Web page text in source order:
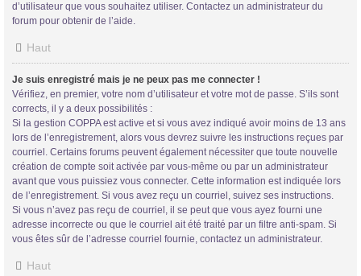
d’utilisateur que vous souhaitez utiliser. Contactez un administrateur du
forum pour obtenir de l’aide.
Haut
Je suis enregistré mais je ne peux pas me connecter !
Vérifiez, en premier, votre nom d’utilisateur et votre mot de passe. S’ils sont
corrects, il y a deux possibilités :
Si la gestion COPPA est active et si vous avez indiqué avoir moins de 13 ans
lors de l’enregistrement, alors vous devrez suivre les instructions reçues par
courriel. Certains forums peuvent également nécessiter que toute nouvelle
création de compte soit activée par vous-même ou par un administrateur
avant que vous puissiez vous connecter. Cette information est indiquée lors
de l’enregistrement. Si vous avez reçu un courriel, suivez ses instructions.
Si vous n’avez pas reçu de courriel, il se peut que vous ayez fourni une
adresse incorrecte ou que le courriel ait été traité par un filtre anti-spam. Si
vous êtes sûr de l’adresse courriel fournie, contactez un administrateur.
Haut